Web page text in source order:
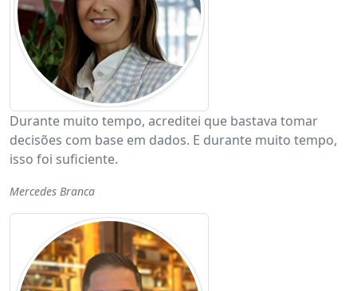
Durante muito tempo, acreditei que bastava tomar
decisões com base em dados. E durante muito tempo,
isso foi suficiente.
Mercedes Branca